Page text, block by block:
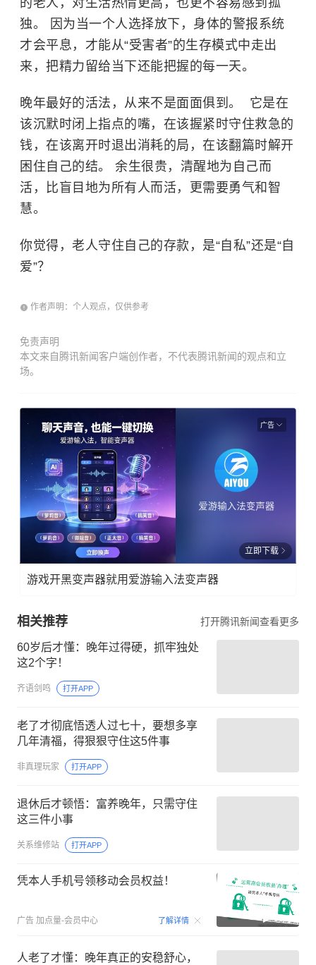
的老人，对生活热情更高，也更不容易感到孤
独。 因为当一个人选择放下，身体的警报系统
才会平息，才能从“受害者”的生存模式中走出
来，把精力留给当下还能把握的每一天。
晚年最好的活法，从来不是面面俱到。 ​ 它是在
该沉默时闭上指点的嘴，在该握紧时守住救急的
钱，在该离开时退出消耗的局，在该翻篇时解开
困住自己的结。 余生很贵，清醒地为自己而
活，比盲目地为所有人而活，更需要勇气和智
慧。
你觉得，老人守住自己的存款，是“自私”还是“自
爱”？
作者声明：个人观点，仅供参考
免责声明
本文来自腾讯新闻客户端创作者，不代表腾讯新闻的观点和立
场。
广告
立即下载
游戏开黑变声器就用爱游输入法变声器
相关推荐 打开腾讯新闻查看更多
60岁后才懂：晚年过得硬，抓牢独处
这2个字！
齐语剑鸣 打开APP
老了才彻底悟透人过七十，要想多享
几年清福，得狠狠守住这5件事
非真理玩家 打开APP
退休后才顿悟：富养晚年，只需守住
这三件小事
关系维修站 打开APP
凭本人手机号领移动会员权益！
广告 加点量-会员中心 了解详情 00:15
人老了才懂：晚年真正的安稳舒心，